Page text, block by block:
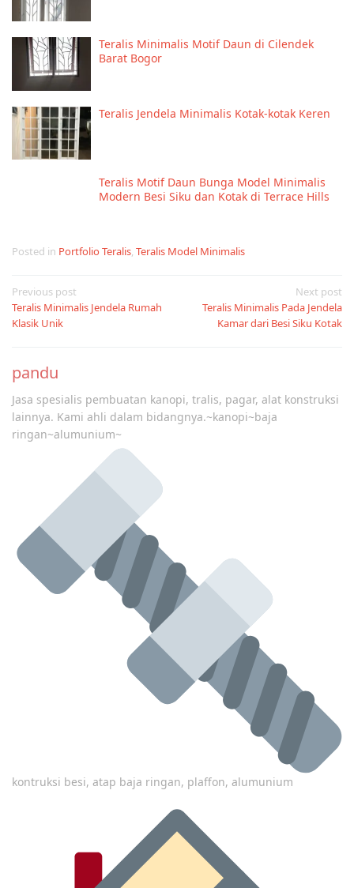
Teralis Minimalis Motif Daun di Cilendek
Barat Bogor
Teralis Jendela Minimalis Kotak-kotak Keren
Teralis Motif Daun Bunga Model Minimalis
Modern Besi Siku dan Kotak di Terrace Hills
Posted in Portfolio Teralis, Teralis Model Minimalis
Post
navigation
Previous post
Teralis Minimalis Jendela Rumah
Klasik Unik
Next post
Teralis Minimalis Pada Jendela
Kamar dari Besi Siku Kotak
pandu
Jasa spesialis pembuatan kanopi, tralis, pagar, alat konstruksi
lainnya. Kami ahli dalam bidangnya.~kanopi~baja
ringan~alumunium~
kontruksi besi, atap baja ringan, plaffon, alumunium